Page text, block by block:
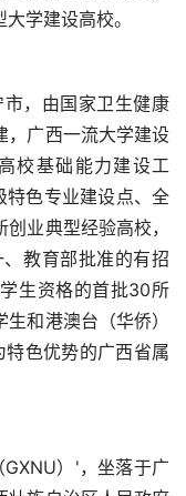
学建设高校。
，由国家卫生健康
，广西一流大学建设
校基础能力建设工
色专业建设点、全
业典型经验高校，
教育部批准的有招
生资格的首批30所
和港澳台（华侨）
色优势的广西省属
）'，坐落于广